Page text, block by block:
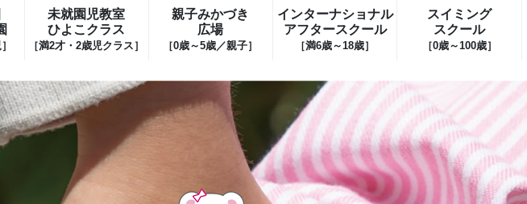
未就園児教室
ひよこクラス
［満2才・2歳児クラス］
親子みかづき
広場
［0歳～5歳／親子］
インターナショナル
アフタースクール
［満6歳～18歳］
スイミング
スクール
［0歳～100歳］